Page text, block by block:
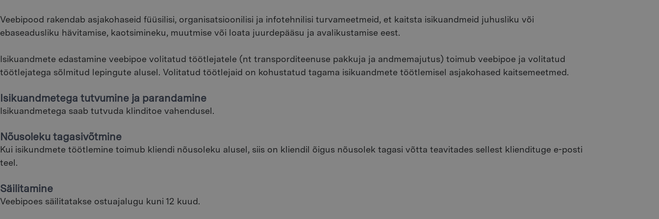
Veebipood rakendab asjakohaseid füüsilisi, organisatsioonilisi ja infotehnilisi turvameetmeid, et kaitsta isikuandmeid juhusliku või
ebaseadusliku hävitamise, kaotsimineku, muutmise või loata juurdepääsu ja avalikustamise eest.
Isikuandmete edastamine veebipoe volitatud töötlejatele (nt transporditeenuse pakkuja ja andmemajutus) toimub veebipoe ja volitatud
töötlejatega sõlmitud lepingute alusel. Volitatud töötlejaid on kohustatud tagama isikuandmete töötlemisel asjakohased kaitsemeetmed.
Isikuandmetega tutvumine ja parandamine
Isikuandmetega saab tutvuda klinditoe vahendusel.
Nõusoleku tagasivõtmine
Kui isikundmete töötlemine toimub kliendi nõusoleku alusel, siis on kliendil õigus nõusolek tagasi võtta teavitades sellest kliendituge e-posti
teel.
Säilitamine
Veebipoes säilitatakse ostuajalugu kuni 12 kuud.